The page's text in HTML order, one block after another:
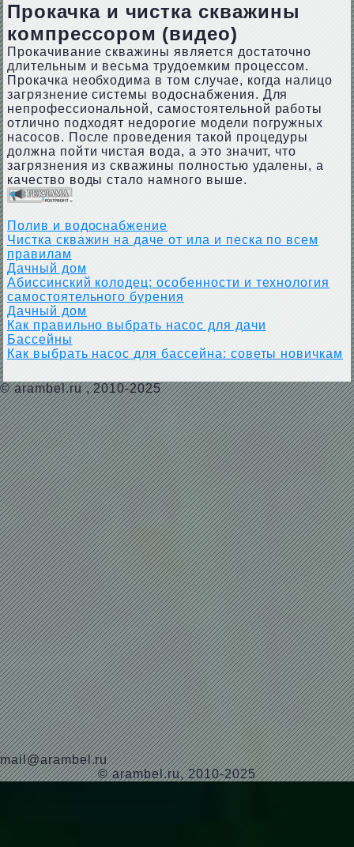
Прокачка и чистка скважины
компрессором (видео)
Прокачивание скважины является достаточно
длительным и весьма трудоемким процессом.
Прокачка необходима в том случае, когда налицо
загрязнение системы водоснабжения. Для
непрофессиональной, самостоятельной работы
отлично подходят недорогие модели погружных
насосов. После проведения такой процедуры
должна пойти чистая вода, а это значит, что
загрязнения из скважины полностью удалены, а
качество воды стало намного выше.
Полив и водоснабжение
Чистка скважин на даче от ила и песка по всем
правилам
Дачный дом
Абиссинский колодец: особенности и технология
самостоятельного бурения
Дачный дом
Как правильно выбрать насос для дачи
Бассейны
Как выбрать насос для бассейна: советы новичкам
© arambel.ru, 2010-2025
mail@arambel.ru
© arambel.ru, 2010-2025